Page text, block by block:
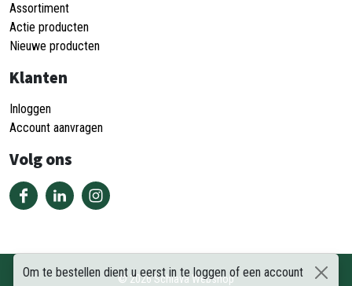
Om te bestellen dient u eerst in te loggen of een account
Assortiment
Actie producten
Nieuwe producten
Klanten
Inloggen
Account aanvragen
Volg ons
©2026Schiava Webshop